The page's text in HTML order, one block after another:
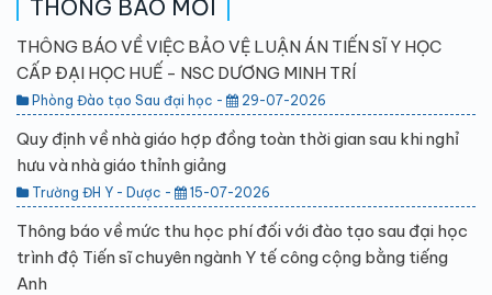
THÔNG BÁO MỚI
THÔNG BÁO VỀ VIỆC BẢO VỆ LUẬN ÁN TIẾN SĨ Y HỌC
CẤP ĐẠI HỌC HUẾ - NSC DƯƠNG MINH TRÍ
Phòng Đào tạo Sau đại học - 29-07-2026
Quy định về nhà giáo hợp đồng toàn thời gian sau khi nghỉ
hưu và nhà giáo thỉnh giảng
Trường ĐH Y - Dược - 15-07-2026
Thông báo về mức thu học phí đối với đào tạo sau đại học
trình độ Tiến sĩ chuyên ngành Y tế công cộng bằng tiếng
Anh